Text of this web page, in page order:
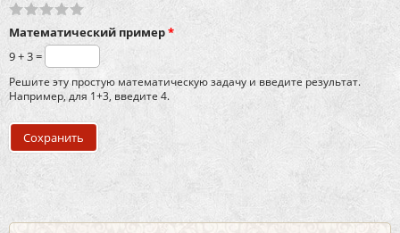
Математический пример*
9 + 3 =
Решите эту простую математическую задачу и введите результат.
Например, для 1+3, введите 4.